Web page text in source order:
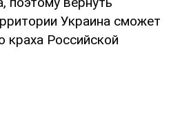
Украина сможет
краха Российской